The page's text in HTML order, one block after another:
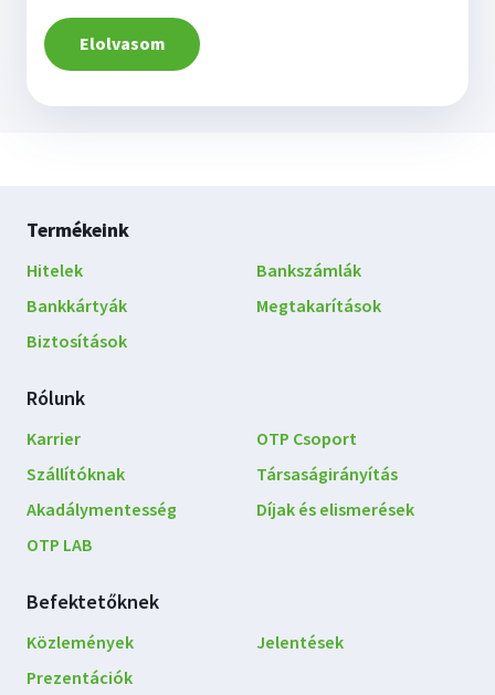
Elolvasom
Lábléc
navigáció
Termékeink
Hitelek
Bankszámlák
Bankkártyák
Megtakarítások
Biztosítások
Rólunk
Karrier
Szállítóknak
Akadálymentesség
OTP LAB
OTP Csoport
Társaságirányítás
Díjak és elismerések
Befektetőknek
Közlemények
Jelentések
Prezentációk